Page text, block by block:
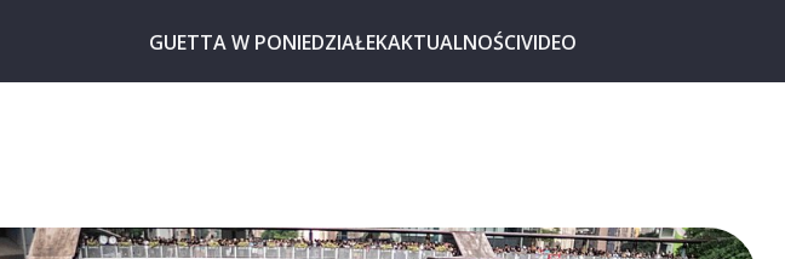
GUETTA W PONIEDZIAŁEKAKTUALNOŚCIVIDEO